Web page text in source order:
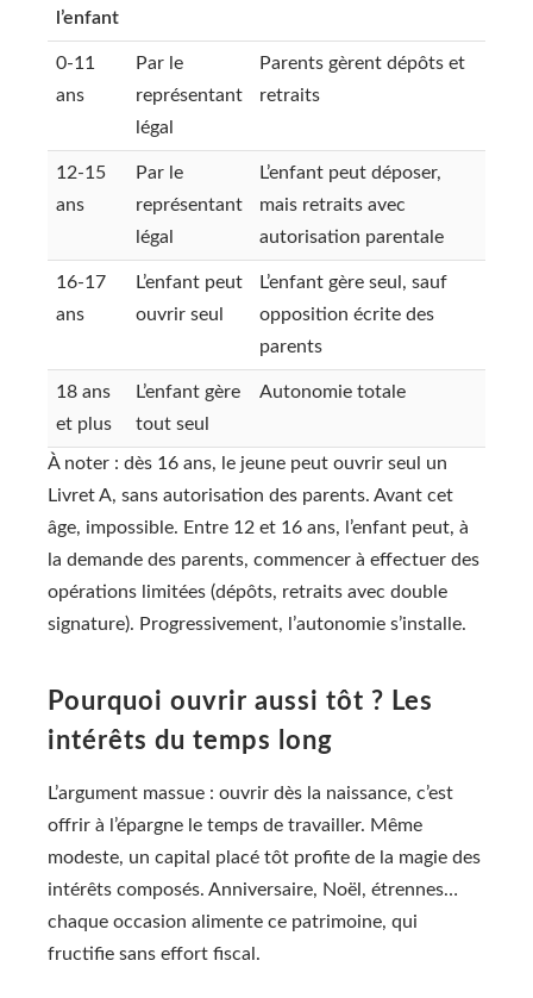
l’enfant
0-11
ans
Par le
représentant
légal
Parents gèrent dépôts et
retraits
12-15
ans
Par le
représentant
légal
L’enfant peut déposer,
mais retraits avec
autorisation parentale
16-17
ans
L’enfant peut
ouvrir seul
L’enfant gère seul, sauf
opposition écrite des
parents
18 ans
et plus
L’enfant gère
tout seul
Autonomie totale
À noter : dès 16 ans, le jeune peut ouvrir seul un
Livret A, sans autorisation des parents. Avant cet
âge, impossible. Entre 12 et 16 ans, l’enfant peut, à
la demande des parents, commencer à effectuer des
opérations limitées (dépôts, retraits avec double
signature). Progressivement, l’autonomie s’installe.
Pourquoi ouvrir aussi tôt ? Les
intérêts du temps long
L’argument massue : ouvrir dès la naissance, c’est
offrir à l’épargne le temps de travailler. Même
modeste, un capital placé tôt profite de la magie des
intérêts composés. Anniversaire, Noël, étrennes…
chaque occasion alimente ce patrimoine, qui
fructifie sans effort fiscal.